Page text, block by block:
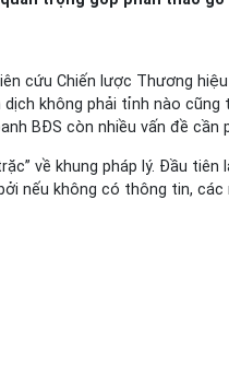
cứu Chiến lược Thương
không phải tỉnh nào
BĐS còn nhiều vấn đề cần
về khung pháp lý. Đầu tiên
nếu không có thông tin,